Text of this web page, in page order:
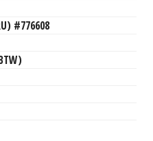
#776608